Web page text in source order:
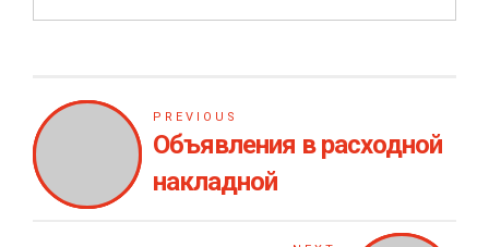
PREVIOUS
Объявления в расходной
накладной